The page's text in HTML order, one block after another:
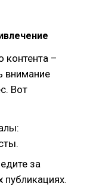
контента –
внимание
Вот
за
публикациях.